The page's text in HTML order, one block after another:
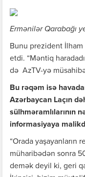
Ermənilər Qarabağı
Bunu prezident
etdi. “Məntiq
də AzTV-yə
Bu rəqəm isə
Azərbaycan Laçın
sülhməramlılarının
informasiyaya
“Orada yaşayanların
müharibədən sonra
demək deyil ki, geri